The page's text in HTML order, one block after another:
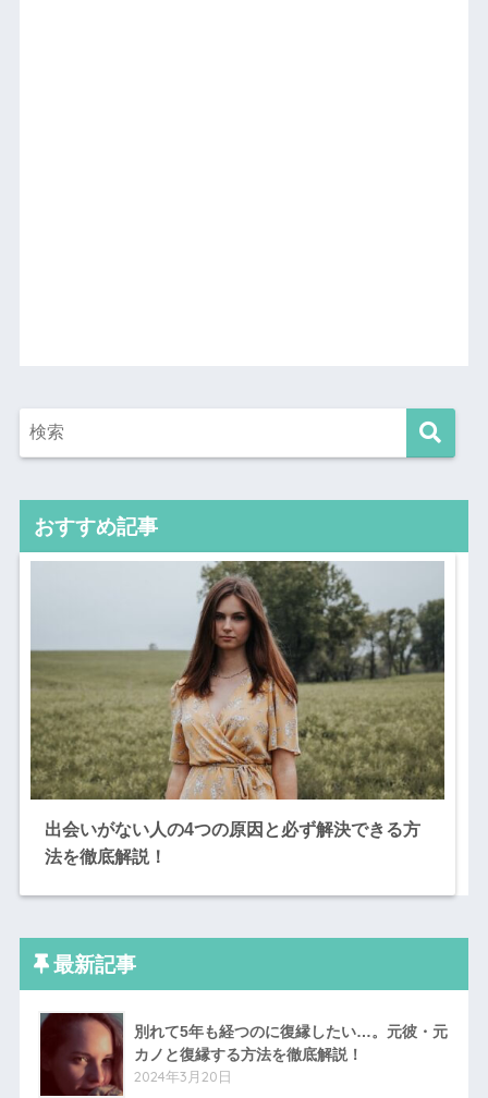
おすすめ記事
出会いがない人の4つの原因と必ず解決できる方
法を徹底解説！
最新記事
別れて5年も経つのに復縁したい…。元彼・元
カノと復縁する方法を徹底解説！
2024年3月20日